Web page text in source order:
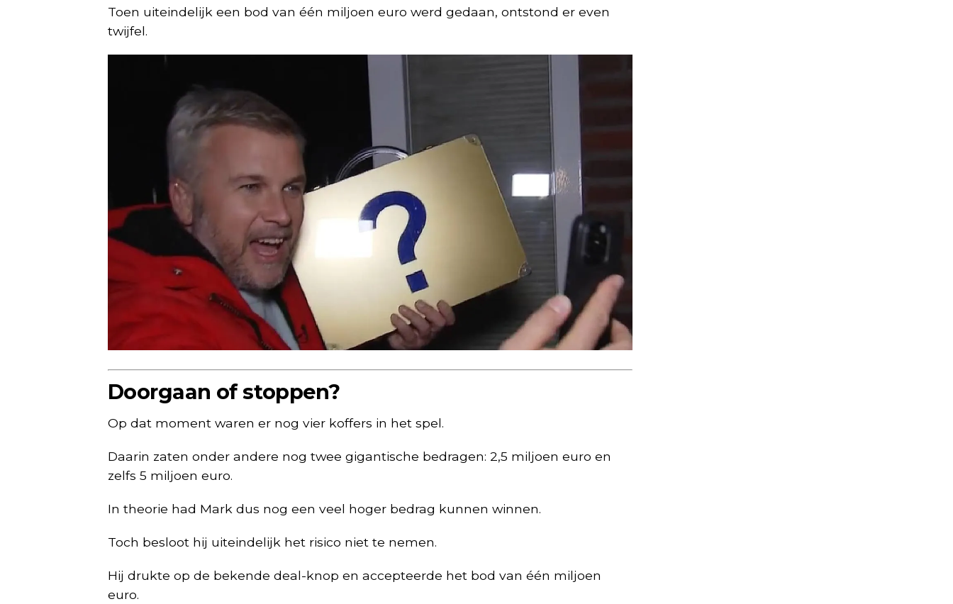
Toen uiteindelijk een bod van één miljoen euro werd gedaan, ontstond er even
twijfel.
Doorgaan of stoppen?
Op dat moment waren er nog vier koffers in het spel.
Daarin zaten onder andere nog twee gigantische bedragen: 2,5 miljoen euro en
zelfs 5 miljoen euro.
In theorie had Mark dus nog een veel hoger bedrag kunnen winnen.
Toch besloot hij uiteindelijk het risico niet te nemen.
Hij drukte op de bekende deal-knop en accepteerde het bod van één miljoen
euro.